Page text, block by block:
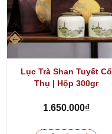
Lục Trà Shan Tuyết Cổ
Thụ | Hộp 300gr
1.650.000₫